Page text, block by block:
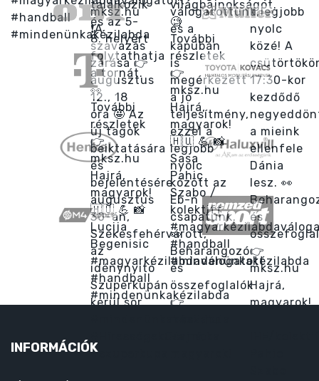
INFORMÁCIÓK